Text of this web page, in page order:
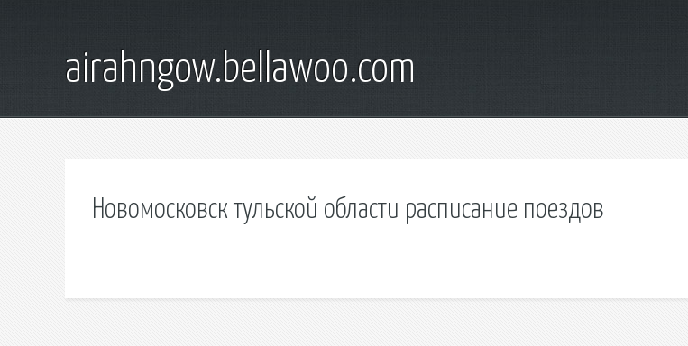
airahngow.bellawoo.com
Новомосковск тульской области расписание поездов